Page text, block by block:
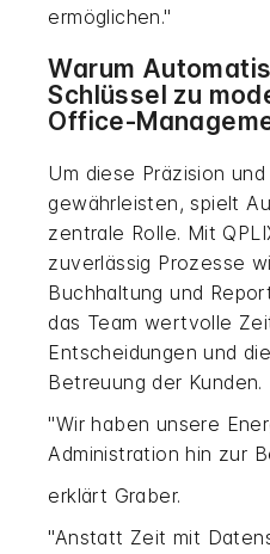
ermöglichen."
Warum
Schlüssel zu
Office-
Um diese Präzision
gewährleisten, spielt
zentrale Rolle. Mit
zuverlässig Prozesse
Buchhaltung und
das Team wertvolle
Entscheidungen und
Betreuung der Kunden.
"Wir haben unsere
Administration hin zur
erklärt Graber.
"Anstatt Zeit mit